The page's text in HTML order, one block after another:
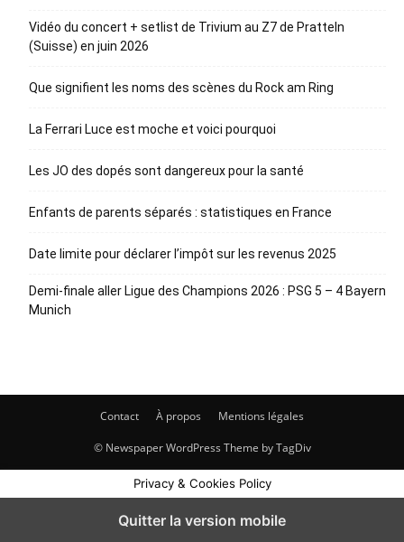
Vidéo du concert + setlist de Trivium au Z7 de Pratteln
(Suisse) en juin 2026
Que signifient les noms des scènes du Rock am Ring
La Ferrari Luce est moche et voici pourquoi
Les JO des dopés sont dangereux pour la santé
Enfants de parents séparés : statistiques en France
Date limite pour déclarer l’impôt sur les revenus 2025
Demi-finale aller Ligue des Champions 2026 : PSG 5 – 4 Bayern
Munich
Contact À propos Mentions légales
© Newspaper WordPress Theme by TagDiv
Privacy & Cookies Policy
Quitter la version mobile